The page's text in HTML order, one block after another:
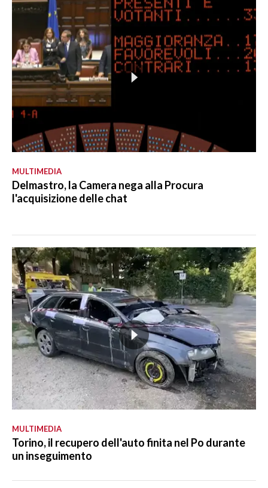
MULTIMEDIA
Delmastro, la Camera nega alla Procura
l'acquisizione delle chat
MULTIMEDIA
Torino, il recupero dell'auto finita nel Po durante
un inseguimento